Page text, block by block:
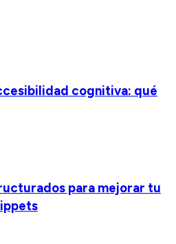
cognitiva: qué
para mejorar tu